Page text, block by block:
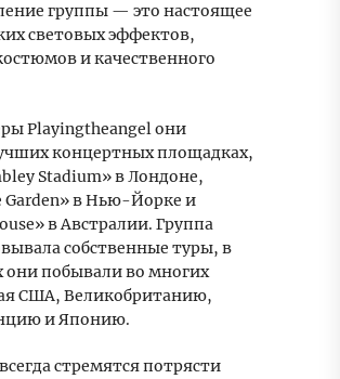
группы — это настоящее
световых эффектов,
и качественного
Playingtheangel они
концертных площадках,
Stadium» в Лондоне,
Garden» в Нью-Йорке и
в Австралии. Группа
собственные туры, в
они побывали во многих
США, Великобританию,
и Японию.
стремятся потрясти